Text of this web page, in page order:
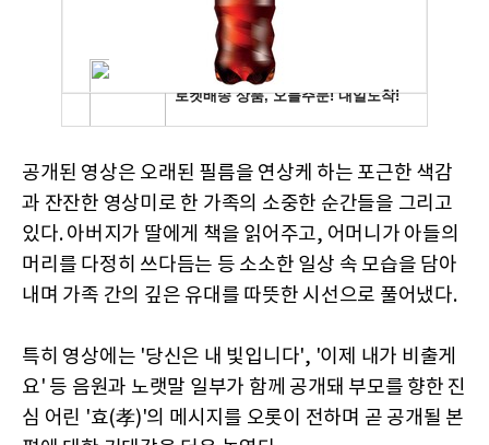
공개된 영상은 오래된 필름을 연상케 하는 포근한 색감
과 잔잔한 영상미로 한 가족의 소중한 순간들을 그리고
있다. 아버지가 딸에게 책을 읽어주고, 어머니가 아들의
머리를 다정히 쓰다듬는 등 소소한 일상 속 모습을 담아
내며 가족 간의 깊은 유대를 따뜻한 시선으로 풀어냈다.
특히 영상에는 '당신은 내 빛입니다', '이제 내가 비출게
요' 등 음원과 노랫말 일부가 함께 공개돼 부모를 향한 진
심 어린 '효(孝)'의 메시지를 오롯이 전하며 곧 공개될 본